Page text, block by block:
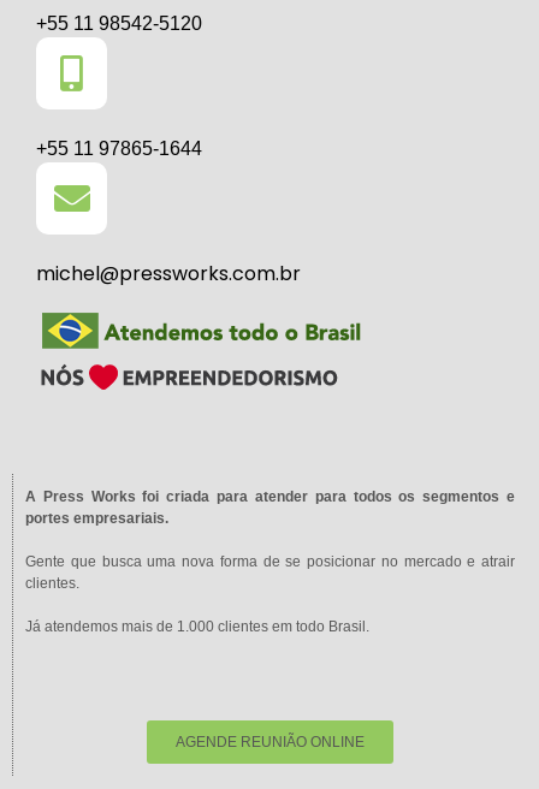
+55 11 98542-5120
+55 11 97865-1644
michel@pressworks.com.br
A Press Works foi criada para atender para todos os segmentos e
portes empresariais.
Gente que busca uma nova forma de se posicionar no mercado e atrair
clientes.
Já atendemos mais de 1.000 clientes em todo Brasil.
AGENDE REUNIÃO ONLINE